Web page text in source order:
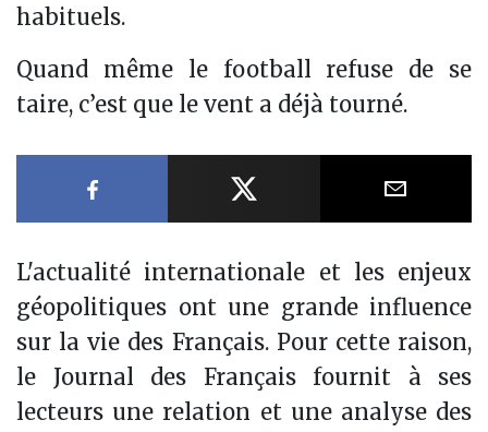
habituels.
Quand même le football refuse de se
taire, c’est que le vent a déjà tourné.
Partager sur FacebookPartager sur X
L'actualité internationale et les enjeux
géopolitiques ont une grande influence
sur la vie des Français. Pour cette raison,
le Journal des Français fournit à ses
lecteurs une relation et une analyse des